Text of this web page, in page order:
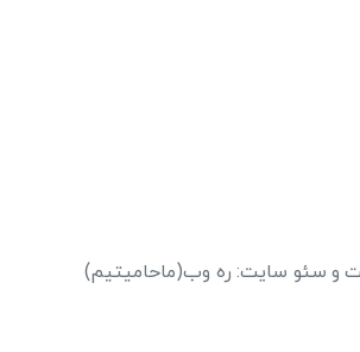
و سئو سایت: ره وب(ماحامیتیم)